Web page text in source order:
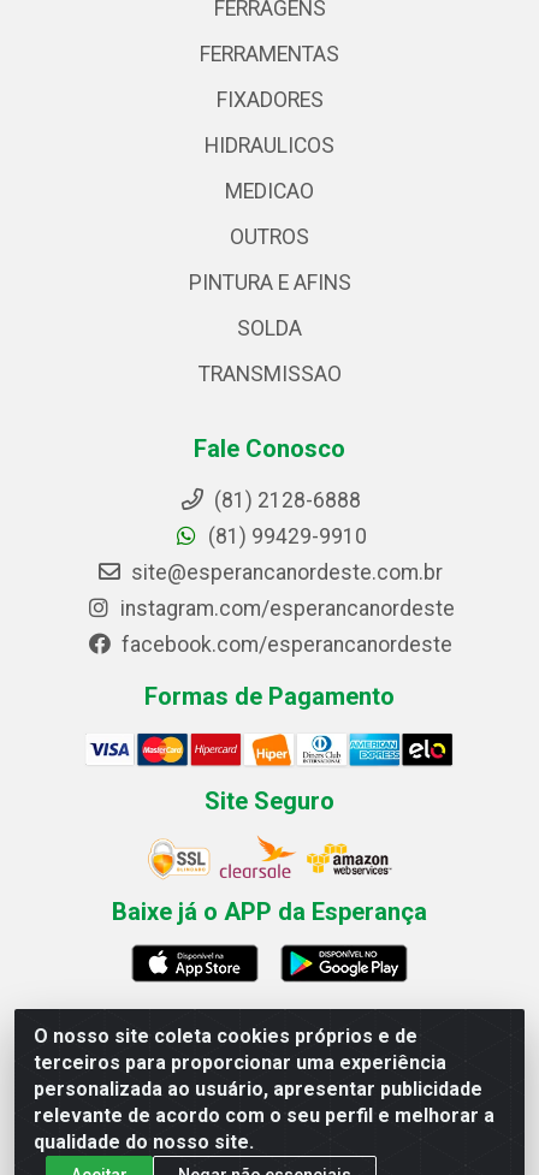
O nosso site coleta cookies próprios e de
terceiros para proporcionar uma experiência
personalizada ao usuário, apresentar publicidade
relevante de acordo com o seu perfil e melhorar a
qualidade do nosso site.
FERRAGENS
FERRAMENTAS
FIXADORES
HIDRAULICOS
MEDICAO
OUTROS
PINTURA E AFINS
SOLDA
TRANSMISSAO
Fale Conosco
(81) 2128-6888
(81) 99429-9910
site@esperancanordeste.com.br
instagram.com/esperancanordeste
facebook.com/esperancanordeste
Formas de Pagamento
Site Seguro
Baixe já o APP da Esperança
Esperança Nordeste - Rua Professor Caldas Filho, 291 -
Estância - Recife / PE CEP: 50771-335 - CNPJ
03.666.136/0001-23